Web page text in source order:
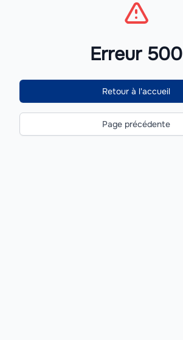
Erreur 500
Retour à l'accueil
Page précédente